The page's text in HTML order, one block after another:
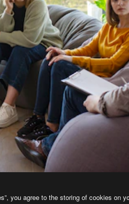
you agree to the storing of cookies on